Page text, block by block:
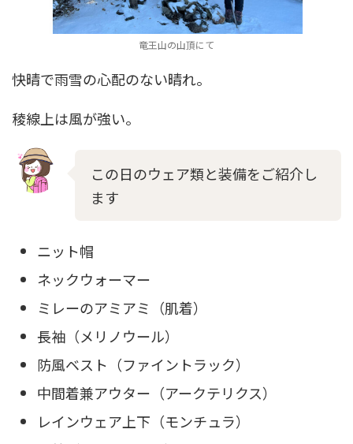
竜王山の山頂にて
快晴で雨雪の心配のない晴れ。
稜線上は風が強い。
この日のウェア類と装備をご紹介し
ます
ニット帽
ネックウォーマー
ミレーのアミアミ（肌着）
長袖（メリノウール）
防風ベスト（ファイントラック）
中間着兼アウター（アークテリクス）
レインウェア上下（モンチュラ）